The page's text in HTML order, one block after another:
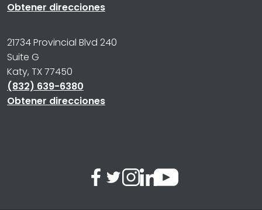
Obtener direcciones
21734 Provincial Blvd 240
Suite G
Katy, TX 77450
(832) 639-6380
Obtener direcciones